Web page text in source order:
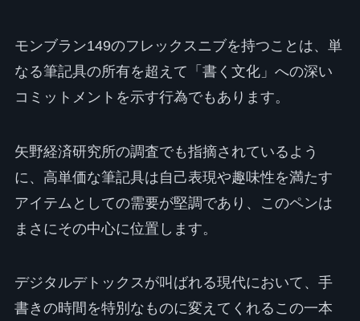
モンブラン149のフレックスニブを持つことは、単
なる筆記具の所有を超えて「書く文化」への深い
コミットメントを示す行為でもあります。
矢野経済研究所の調査でも指摘されているよう
に、高単価な筆記具は自己表現や趣味性を満たす
アイテムとしての需要が堅調であり、このペンは
まさにその中心に位置します。
デジタルデトックスが叫ばれる現代において、手
書きの時間を特別なものに変えてくれるこの一本